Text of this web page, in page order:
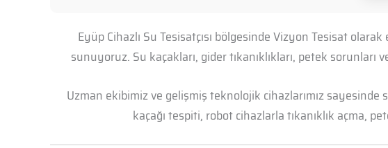
Eyüp Cihazlı Su Tesisatçısı bölgesinde Vizyon Tesisat
sunuyoruz. Su kaçakları, gider tıkanıklıkları, petek
Uzman ekibimiz ve gelişmiş teknolojik cihazlarımız
kaçağı tespiti, robot cihazlarla tıkanıklık açma,